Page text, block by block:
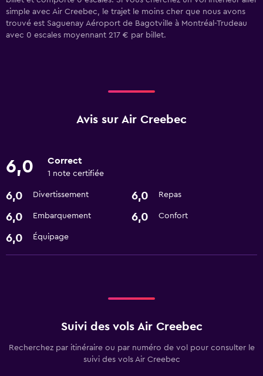
simple avec Air Creebec, le trajet le moins cher que nous avons
trouvé est Saguenay Aéroport de Bagotville à Montréal-Trudeau
avec 0 escales moyennant 217 € par billet.
Avis sur Air Creebec
6,0 Correct
1 note certifiée
6,0 Divertissement 6,0 Repas
6,0 Embarquement 6,0 Confort
6,0 Équipage
Suivi des vols Air Creebec
Recherchez par itinéraire ou par numéro de vol pour consulter le
suivi des vols Air Creebec